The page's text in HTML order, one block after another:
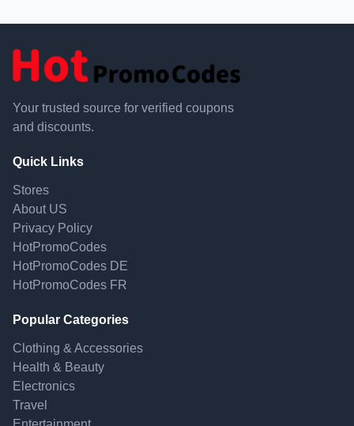
Your trusted source for verified coupons
and discounts.
Quick Links
Stores
About US
Privacy Policy
HotPromoCodes
HotPromoCodes DE
HotPromoCodes FR
Popular Categories
Clothing & Accessories
Health & Beauty
Electronics
Travel